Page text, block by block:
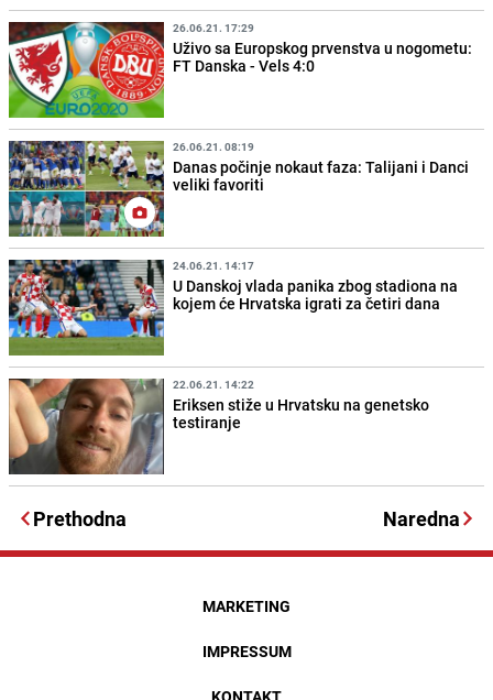
26.06.21. 17:29
Uživo sa Europskog prvenstva u nogometu:
FT Danska - Vels 4:0
26.06.21. 08:19
Danas počinje nokaut faza: Talijani i Danci
veliki favoriti
24.06.21. 14:17
U Danskoj vlada panika zbog stadiona na
kojem će Hrvatska igrati za četiri dana
22.06.21. 14:22
Eriksen stiže u Hrvatsku na genetsko
testiranje
Prethodna Naredna
MARKETING
IMPRESSUM